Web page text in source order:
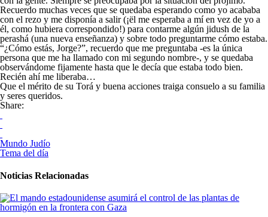
Recuerdo muchas veces que se quedaba esperando como yo acababa
con el rezo y me disponía a salir (¡ël me esperaba a mí en vez de yo a
él, como hubiera correspondido!) para contarme algún jidush de la
perashá (una nueva enseñanza) y sobre todo preguntarme cómo estaba.
“¿Cómo estás, Jorge?”, recuerdo que me preguntaba -es la única
persona que me ha llamado con mi segundo nombre-, y se quedaba
observándome fijamente hasta que le decía que estaba todo bien.
Recién ahí me liberaba…
Que el mérito de su Torá y buena acciones traiga consuelo a su familia
y seres queridos.
Share:
Mundo Judío
Tema del día
Noticias Relacionadas